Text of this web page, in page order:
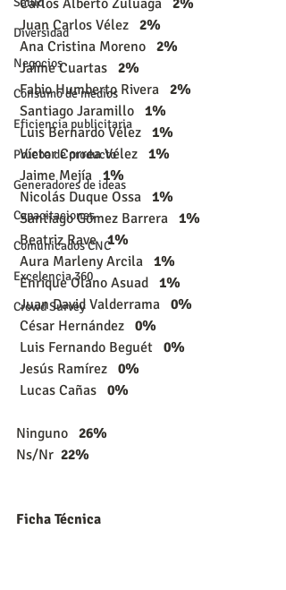
Diversidad
Negocios
Consumo de medios
Eficiencia publicitaria
Prueba de producto
Generadores de ideas
Capacitaciones
Comunicados CNC
Excelencia 360
Crowd Survey
Juan Carlos Vélez 2%
Ana Cristina Moreno 2%
Jaime Cuartas 2%
Fabio Humberto Rivera 2%
Santiago Jaramillo 1%
Luis Bernardo Vélez 1%
Víctor Correa Vélez 1%
Jaime Mejía 1%
Nicolás Duque Ossa 1%
Santiago Gómez Barrera 1%
Beatriz Rave 1%
Aura Marleny Arcila 1%
Enrique Olano Asuad 1%
Juan David Valderrama 0%
César Hernández 0%
Luis Fernando Beguét 0%
Jesús Ramírez 0%
Lucas Cañas 0%
Ninguno 26%
Ns/Nr 22%
Ficha Técnica